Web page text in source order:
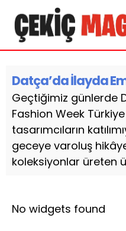
Datça’da İlayda
Geçtiğimiz günlerde
Fashion Week
tasarımcıların
geceye varoluş
koleksiyonlar üreten
No widgets found